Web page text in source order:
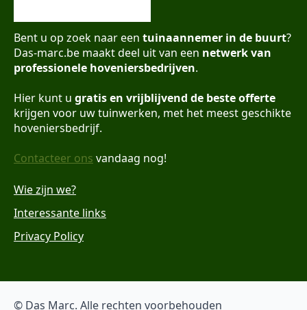
Bent u op zoek naar een tuinaannemer in de buurt?
Das-marc.be maakt deel uit van een netwerk van
professionele hoveniersbedrijven.
Hier kunt u gratis en vrijblijvend de beste offerte
krijgen voor uw tuinwerken, met het meest geschikte
hoveniersbedrijf.
Contacteer ons vandaag nog!
Wie zijn we?
Interessante links
Privacy Policy
© Das Marc. Alle rechten voorbehouden